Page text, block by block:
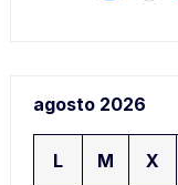
agosto 2026
L M X